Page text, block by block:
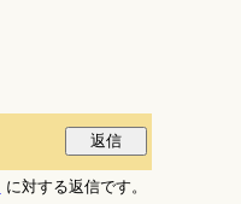
に対する返信です。